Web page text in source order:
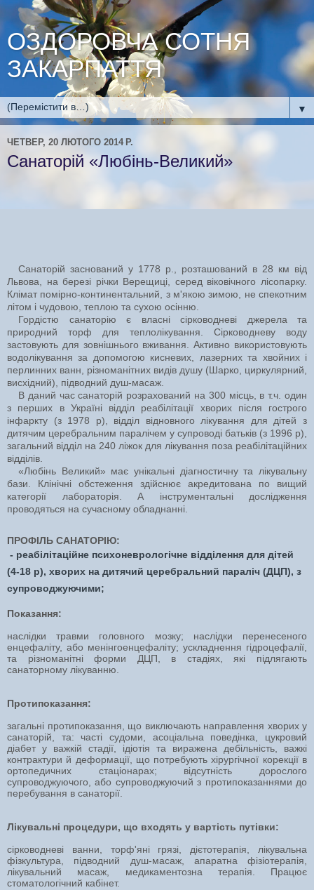
ОЗДОРОВЧА СОТНЯ
ЗАКАРПАТТЯ
▼
ЧЕТВЕР, 20 ЛЮТОГО 2014 Р.
Санаторій «Любінь-Великий»
Санаторій заснований у 1778 р., розташований в 28 км від
Львова, на березі річки Верещиці, серед віковічного лісопарку.
Клімат помірно-континентальний, з м'якою зимою, не спекотним
літом і чудовою, теплою та сухою осінню.
Гордістю санаторію є власні сірководневі джерела та
природний торф для теплолікування. Сірководневу воду
застовують для зовнішнього вживання. Активно використовують
водолікування за допомогою кисневих, лазерних та хвойних і
перлинних ванн, різноманітних видів душу (Шарко, циркулярний,
висхідний), підводний душ-масаж.
В даний час санаторій розрахований на 300 місць, в т.ч. один
з перших в Україні відділ реабілітації хворих після гострого
інфаркту (з 1978 р), відділ відновного лікування для дітей з
дитячим церебральним паралічем у супроводі батьків (з 1996 р),
загальний відділ на 240 ліжок для лікування поза реабілітаційних
відділів.
«Любінь Великий» має унікальні діагностичну та лікувальну
бази. Клінічні обстеження здійснює акредитована по вищий
категорії лабораторія. А інструментальні дослідження
проводяться на сучасному обладнанні.
ПРОФІЛЬ САНАТОРІЮ:
- реабілітаційне психоневрологічне відділення для дітей
(4-18 р), хворих на дитячий церебральний параліч (ДЦП), з
супроводжуючими;
Показання:
наслідки травми головного мозку; наслідки перенесеного
енцефаліту, або менінгоенцефаліту; ускладнення гідроцефалії,
та різноманітні форми ДЦП, в стадіях, які підлягають
санаторному лікуванню.
Протипоказання:
загальні протипоказання, що виключають направлення хворих у
санаторій, та: часті судоми, асоціальна поведінка, цукровий
діабет у важкій стадії, ідіотія та виражена дебільність, важкі
контрактури й деформації, що потребують хірургічної корекції в
ортопедичних стаціонарах; відсутність дорослого
супроводжуючого, або супроводжуючий з протипоказаннями до
перебування в санаторії.
Лікувальні процедури, що входять у вартість путівки:
сірководневі ванни, торф'яні грязі, дієтотерапія, лікувальна
фізкультура, підводний душ-масаж, апаратна фізіотерапія,
лікувальний масаж, медикаментозна терапія. Працює
стоматологічний кабінет.